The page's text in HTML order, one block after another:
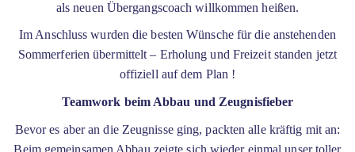
als neuen Übergangscoach willkommen heißen.
Im Anschluss wurden die besten Wünsche für die anstehenden
Sommerferien übermittelt – Erholung und Freizeit standen jetzt
offiziell auf dem Plan !
Teamwork beim Abbau und Zeugnisfieber
Bevor es aber an die Zeugnisse ging, packten alle kräftig mit an:
Beim gemeinsamen Abbau zeigte sich wieder einmal unser toller